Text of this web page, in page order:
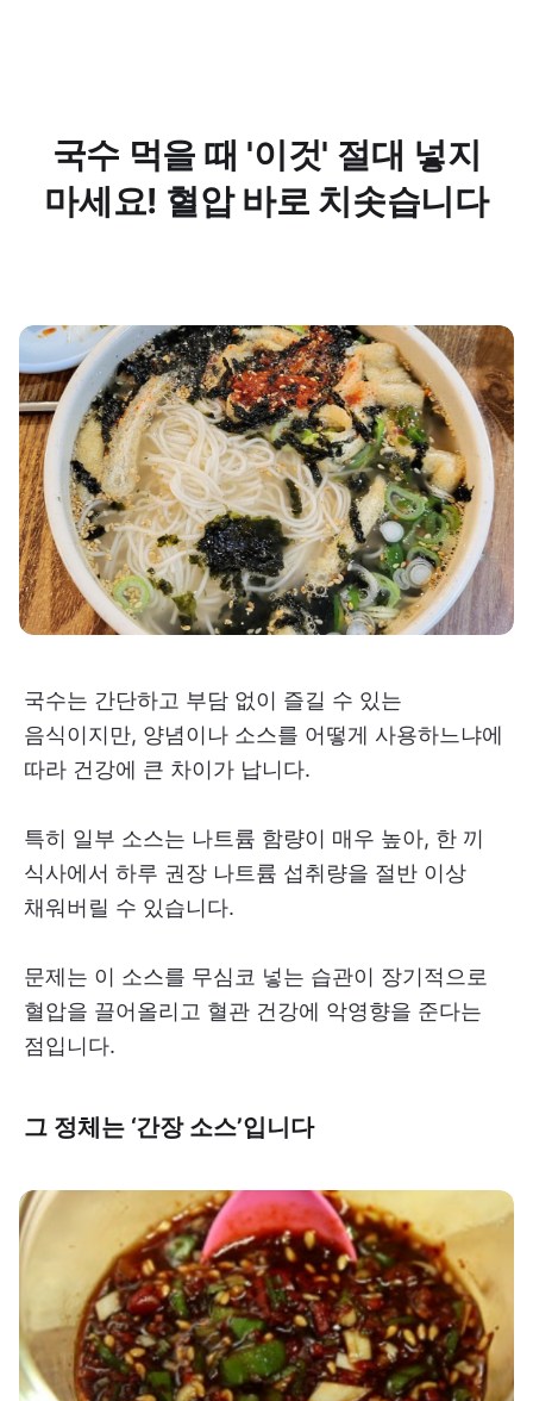
국수 먹을 때 '이것' 절대 넣지
마세요! 혈압 바로 치솟습니다
국수는 간단하고 부담 없이 즐길 수 있는
음식이지만, 양념이나 소스를 어떻게 사용하느냐에
따라 건강에 큰 차이가 납니다.
특히 일부 소스는 나트륨 함량이 매우 높아, 한 끼
식사에서 하루 권장 나트륨 섭취량을 절반 이상
채워버릴 수 있습니다.
문제는 이 소스를 무심코 넣는 습관이 장기적으로
혈압을 끌어올리고 혈관 건강에 악영향을 준다는
점입니다.
그 정체는 ‘간장 소스’입니다